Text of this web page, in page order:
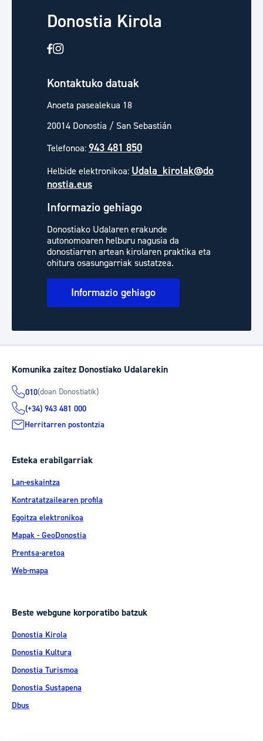
Donostia Kirola
Kontaktuko datuak
Anoeta pasealekua 18
20014 Donostia / San Sebastián
Telefonoa: 943 481 850
Helbide elektronikoa: Udala_kirolak@do
nostia.eus
Informazio gehiago
Donostiako Udalaren erakunde
autonomoaren helburu nagusia da
donostiarren artean kirolaren praktika eta
ohitura osasungarriak sustatzea.
Informazio gehiago
Komunika zaitez Donostiako Udalarekin
010(doan Donostiatik)
(+34) 943 481 000
Herritarren postontzia
Esteka erabilgarriak
Lan-eskaintza
Kontratatzailearen profila
Egoitza elektronikoa
Mapak - GeoDonostia
Prentsa-aretoa
Web-mapa
Beste webgune korporatibo batzuk
Donostia Kirola
Donostia Kultura
Donostia Turismoa
Donostia Sustapena
Dbus